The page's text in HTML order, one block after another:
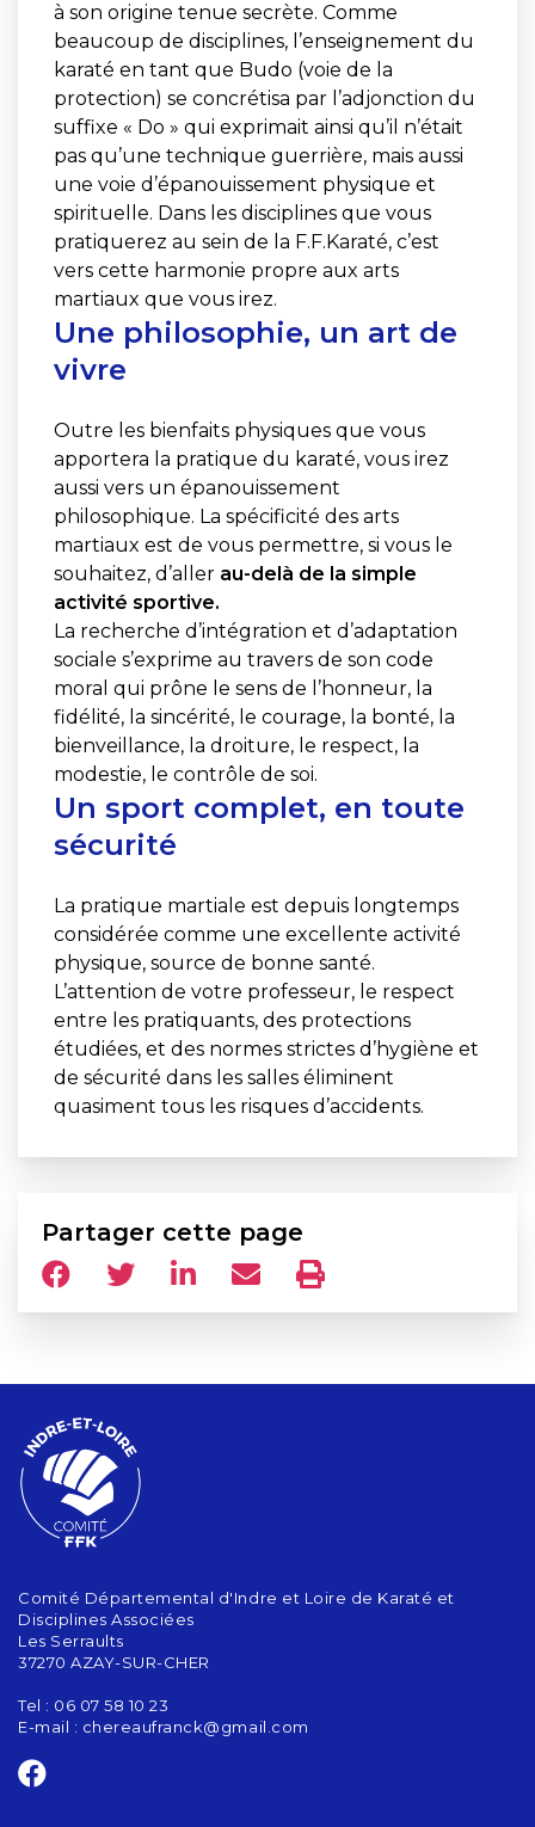
à son origine tenue secrète. Comme
beaucoup de disciplines, l’enseignement du
karaté en tant que Budo (voie de la
protection) se concrétisa par l’adjonction du
suffixe « Do » qui exprimait ainsi qu’il n’était
pas qu’une technique guerrière, mais aussi
une voie d’épanouissement physique et
spirituelle. Dans les disciplines que vous
pratiquerez au sein de la F.F.Karaté, c’est
vers cette harmonie propre aux arts
martiaux que vous irez.
Une philosophie, un art de
vivre
Outre les bienfaits physiques que vous
apportera la pratique du karaté, vous irez
aussi vers un épanouissement
philosophique. La spécificité des arts
martiaux est de vous permettre, si vous le
souhaitez, d’aller au-delà de la simple
activité sportive.
La recherche d’intégration et d’adaptation
sociale s’exprime au travers de son code
moral qui prône le sens de l’honneur, la
fidélité, la sincérité, le courage, la bonté, la
bienveillance, la droiture, le respect, la
modestie, le contrôle de soi.
Un sport complet, en toute
sécurité
La pratique martiale est depuis longtemps
considérée comme une excellente activité
physique, source de bonne santé.
L’attention de votre professeur, le respect
entre les pratiquants, des protections
étudiées, et des normes strictes d’hygiène et
de sécurité dans les salles éliminent
quasiment tous les risques d’accidents.
Partager cette page
Comité Départemental d'Indre et Loire de Karaté et
Disciplines Associées
Les Serraults
37270 AZAY-SUR-CHER
Tel : 06 07 58 10 23
E-mail : chereaufranck@gmail.com